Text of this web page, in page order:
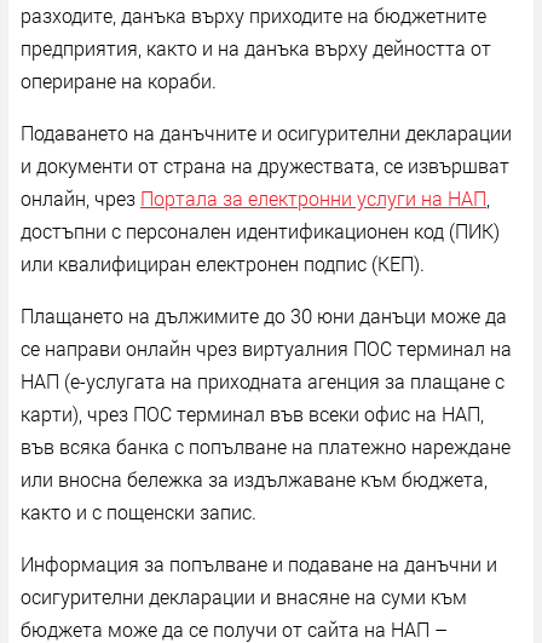
разходите, данъка върху приходите на бюджетните
предприятия, както и на данъка върху дейността от
опериране на кораби.
Подаването на данъчните и осигурителни декларации
и документи от страна на дружествата, се извършват
онлайн, чрез Портала за електронни услуги на НАП
достъпни с персонален идентификационен код (ПИК)
или квалифициран електронен подпис (КЕП).
Плащането на дължимите до 30 юни данъци може да
се направи онлайн чрез виртуалния ПОС терминал на
НАП (е-услугата на приходната агенция за плащане с
карти), чрез ПОС терминал във всеки офис на НАП,
във всяка банка с попълване на платежно нареждане
или вносна бележка за издължаване към бюджета,
както и с пощенски запис.
Информация за попълване и подаване на данъчни и
осигурителни декларации и внасяне на суми към
бюджета може да се получи от сайта на НАП –